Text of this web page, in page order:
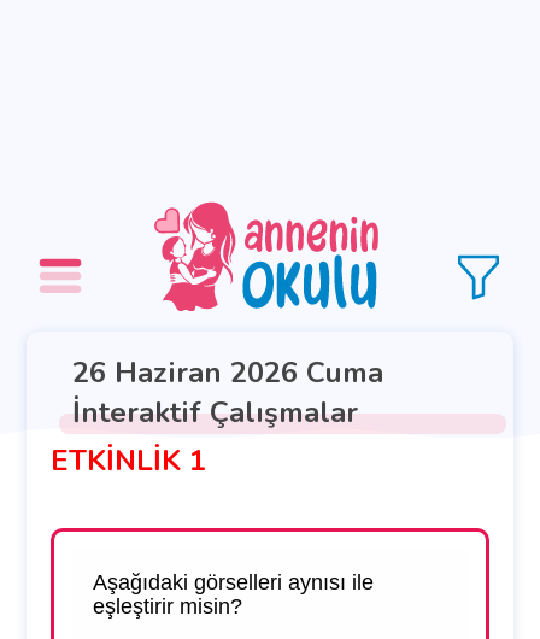
26 Haziran 2026 Cuma
İnteraktif Çalışmalar
ETKİNLİK 1